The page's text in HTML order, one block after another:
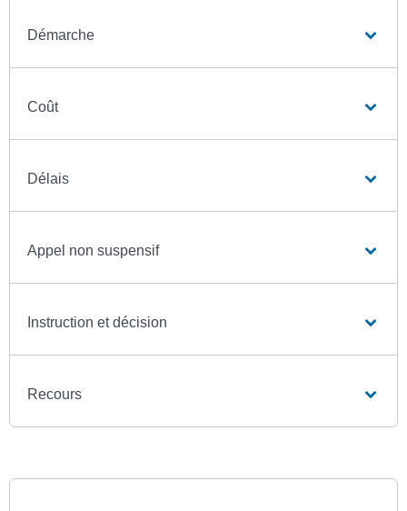
Démarche
Coût
Délais
Appel non suspensif
Instruction et décision
Recours